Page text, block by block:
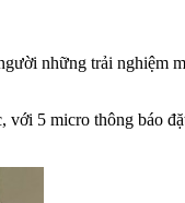
những trải nghiệm
5 micro thông báo